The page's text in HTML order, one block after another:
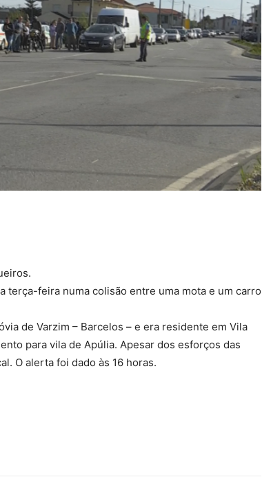
terça-feira numa colisão entre uma mota e um carro
de Varzim – Barcelos – e era residente em Vila
para vila de Apúlia. Apesar dos esforços das
O alerta foi dado às 16 horas.